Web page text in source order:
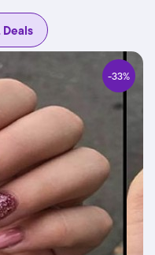
-33%